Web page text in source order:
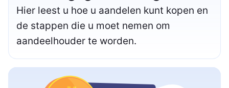
Hier leest u hoe u aandelen kunt kopen en
de stappen die u moet nemen om
aandeelhouder te worden.